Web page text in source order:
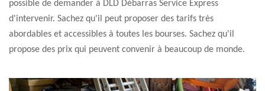
possible de demander à DLD Débarras Service Express
d'intervenir. Sachez qu'il peut proposer des tarifs très
abordables et accessibles à toutes les bourses. Sachez qu'il
propose des prix qui peuvent convenir à beaucoup de monde.